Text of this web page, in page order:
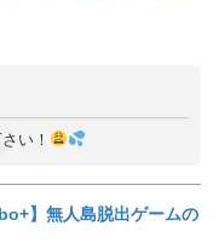
い！
】無人島脱出ゲームの